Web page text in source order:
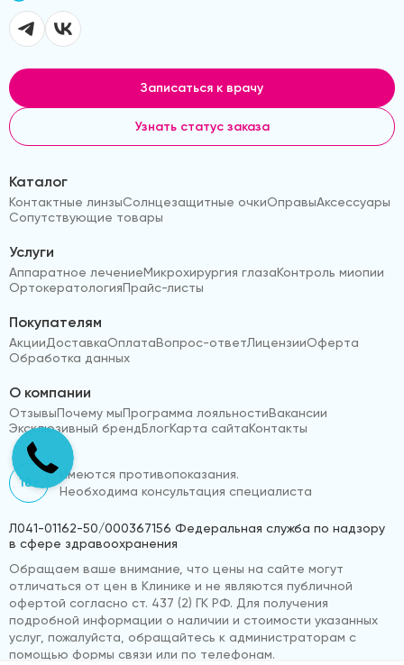
Записаться к врачу
Узнать статус заказа
Каталог
Контактные линзыСолнцезащитные очкиОправыАксессуары
Сопутствующие товары
Услуги
Аппаратное лечениеМикрохирургия глазаКонтроль миопии
ОртокератологияПрайс-листы
Покупателям
АкцииДоставкаОплатаВопрос-ответЛицензииОферта
Обработка данных
О компании
ОтзывыПочему мыПрограмма лояльностиВакансии
Эксклюзивный брендБлогКарта сайтаКонтакты
18+
Имеются противопоказания.
Необходима консультация специалиста
Л041-01162-50/000367156 Федеральная служба по надзору
в сфере здравоохранения
Обращаем ваше внимание, что цены на сайте могут
отличаться от цен в Клинике и не являются публичной
офертой согласно ст. 437 (2) ГК РФ. Для получения
подробной информации о наличии и стоимости указанных
услуг, пожалуйста, обращайтесь к администраторам с
помощью формы связи или по телефонам.